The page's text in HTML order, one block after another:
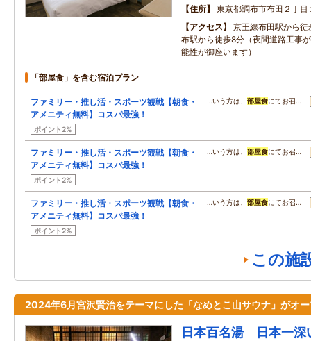
住所
東京都調布市布田２丁目
アクセス
京王線布田駅から
布駅から徒歩8分（夜間道路工事
能性が御座います）
「部屋食」を含む宿泊プラン
ファミリー・推し活・スポーツ観戦【朝食・
アメニティ無料】コスパ最強！
ポイント2%
…いう方は、 部屋食にてお召…
ファミリー・推し活・スポーツ観戦【朝食・
アメニティ無料】コスパ最強！
ポイント2%
…いう方は、 部屋食にてお召…
ファミリー・推し活・スポーツ観戦【朝食・
アメニティ無料】コスパ最強！
ポイント2%
…いう方は、 部屋食にてお召…
この施
2024年6月宮沢賢治をテーマにした「なめとこ山サウナ」がオ
日本百名湯 日本一深